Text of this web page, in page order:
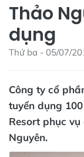
Thảo
dụng
Thứ ba - 05/07/
Công ty cổ
tuyển dụng
Resort phục
Nguyên.